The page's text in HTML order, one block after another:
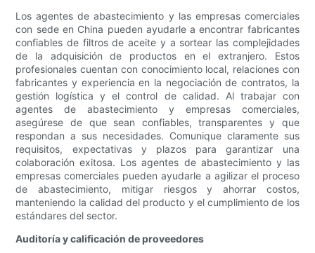
Los agentes de abastecimiento y las empresas comerciales
con sede en China pueden ayudarle a encontrar fabricantes
confiables de filtros de aceite y a sortear las complejidades
de la adquisición de productos en el extranjero. Estos
profesionales cuentan con conocimiento local, relaciones con
fabricantes y experiencia en la negociación de contratos, la
gestión logística y el control de calidad. Al trabajar con
agentes de abastecimiento y empresas comerciales,
asegúrese de que sean confiables, transparentes y que
respondan a sus necesidades. Comunique claramente sus
requisitos, expectativas y plazos para garantizar una
colaboración exitosa. Los agentes de abastecimiento y las
empresas comerciales pueden ayudarle a agilizar el proceso
de abastecimiento, mitigar riesgos y ahorrar costos,
manteniendo la calidad del producto y el cumplimiento de los
estándares del sector.
Auditoría y calificación de proveedores